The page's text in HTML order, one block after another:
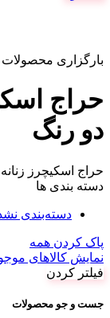
بارگزاری محصولات
حراج
دو رنگ
حراج اسکیچرز
دسته بندی ها
دسته‌بندی
پاک کردن همه
نمایش کالاهای
فیلتر کردن
جست و جو محصولات